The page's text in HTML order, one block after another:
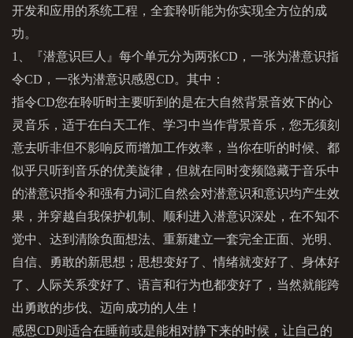
65 我保持机动性 65 你
保持机动性
66
我是自律的 66
是自律的
67
68
我投资成功了别人祝贺我 68
大家祝贺你投资
69
我原谅所有人
70
71
我感恩 71 你感恩
72
我是天地万物之子 72 你是天地万物之子
73
我是宇宙智慧的一份子 73
你是宇宙智慧的
75
我是得胜的 75 你是得胜的
41
我感谢我的福份
42
我感谢我生命中的贵人
我爱我的亲人
45
我爱我的朋友
46
我爱所有的人
47
我爱一切美好
开发和应用的系统工程，全套聆听能为你实现全方位的成
功。
1、『潜意识巨人』每个单元分为两张CD，一张为潜意识指
令CD，一张为潜意识感恩CD。其中：
指令CD您在聆听时主要听到的是在大自然背景音效下的心
灵音乐，适于在白天工作、学习中当作背景音乐，您无须刻
意去听非但不影响反而增加工作效率，当你在听的时候、都
似乎只听到音乐的优美旋律，但就在同时变频隐藏于音乐中
的潜意识指令和强有力词汇自然会对潜意识和意识均产生效
果，并穿越自我保护机制、顺利进入潜意识深处，在不知不
觉中、达到清除负面想法、重新建立一套完全正面、光明、
自信、勇敢的新思想；思想变好了、情绪就变好了、身体好
了、人际关系变好了、语言和行为也都变好了，当然就能跨
出勇敢的步伐、迈向成功的人生！
感恩CD则适合在睡前或是能相对静下来的时候，让自己的